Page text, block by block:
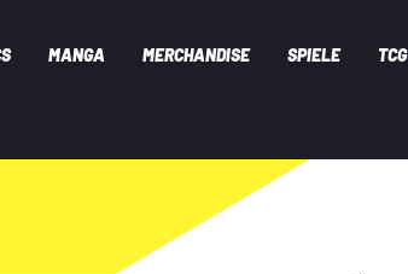
MANGA MERCHANDISE SPIELE TCG